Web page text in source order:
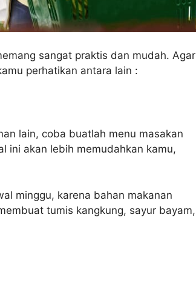
sangat praktis dan mudah. Agar
perhatikan antara lain :
lain, coba buatlah menu masakan
ini akan lebih memudahkan kamu,
minggu, karena bahan makanan
tumis kangkung, sayur bayam,